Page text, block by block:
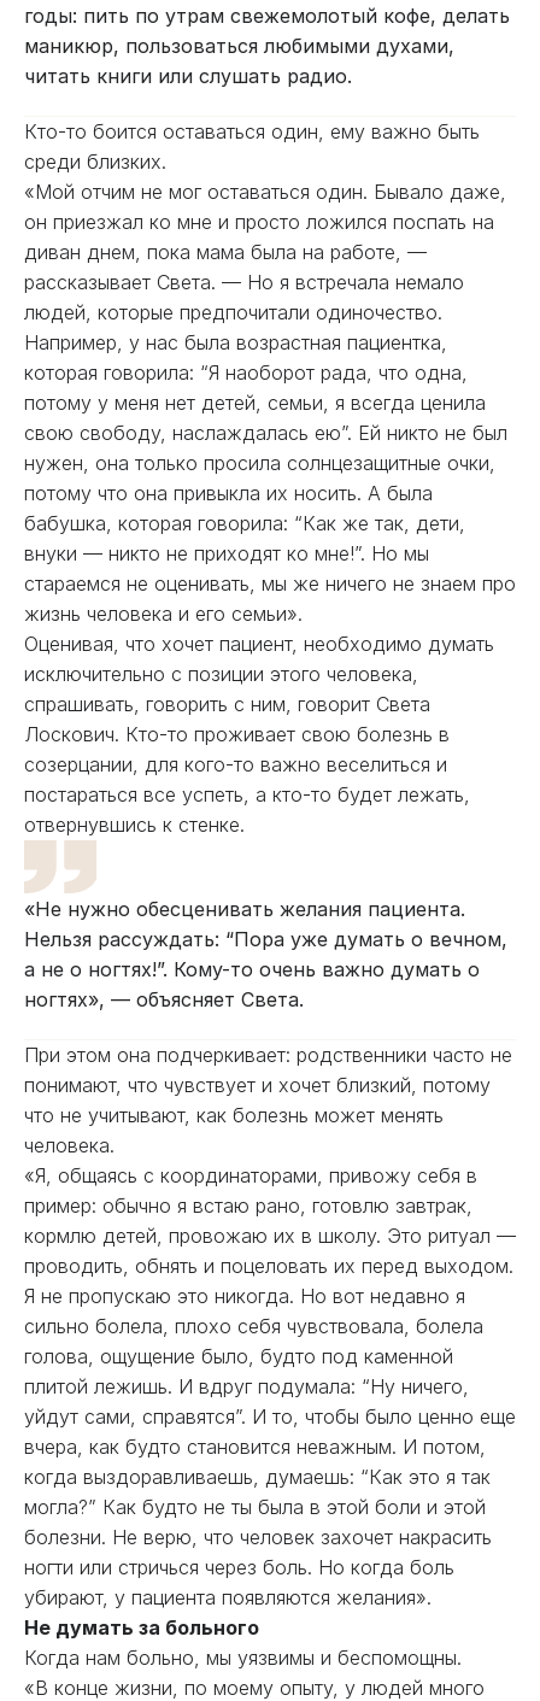
годы: пить по утрам свежемолотый кофе, делать
маникюр, пользоваться любимыми духами,
читать книги или слушать радио.
Кто-то боится оставаться один, ему важно быть
среди близких.
«Мой отчим не мог оставаться один. Бывало даже,
он приезжал ко мне и просто ложился поспать на
диван днем, пока мама была на работе, —
рассказывает Света. — Но я встречала немало
людей, которые предпочитали одиночество.
Например, у нас была возрастная пациентка,
которая говорила: “Я наоборот рада, что одна,
потому у меня нет детей, семьи, я всегда ценила
свою свободу, наслаждалась ею”. Ей никто не был
нужен, она только просила солнцезащитные очки,
потому что она привыкла их носить. А была
бабушка, которая говорила: “Как же так, дети,
внуки — никто не приходят ко мне!”. Но мы
стараемся не оценивать, мы же ничего не знаем про
жизнь человека и его семьи».
Оценивая, что хочет пациент, необходимо думать
исключительно с позиции этого человека,
спрашивать, говорить с ним, говорит Света
Лоскович. Кто-то проживает свою болезнь в
созерцании, для кого-то важно веселиться и
постараться все успеть, а кто-то будет лежать,
отвернувшись к стенке.
«Не нужно обесценивать желания пациента.
Нельзя рассуждать: “Пора уже думать о вечном,
а не о ногтях!”. Кому-то очень важно думать о
ногтях», — объясняет Света.
При этом она подчеркивает: родственники часто не
понимают, что чувствует и хочет близкий, потому
что не учитывают, как болезнь может менять
человека.
«Я, общаясь с координаторами, привожу себя в
пример: обычно я встаю рано, готовлю завтрак,
кормлю детей, провожаю их в школу. Это ритуал —
проводить, обнять и поцеловать их перед выходом.
Я не пропускаю это никогда. Но вот недавно я
сильно болела, плохо себя чувствовала, болела
голова, ощущение было, будто под каменной
плитой лежишь. И вдруг подумала: “Ну ничего,
уйдут сами, справятся”. И то, чтобы было ценно еще
вчера, как будто становится неважным. И потом,
когда выздоравливаешь, думаешь: “Как это я так
могла?” Как будто не ты была в этой боли и этой
болезни. Не верю, что человек захочет накрасить
ногти или стричься через боль. Но когда боль
убирают, у пациента появляются желания».
Не думать за больного
Когда нам больно, мы уязвимы и беспомощны.
«В конце жизни, по моему опыту, у людей много